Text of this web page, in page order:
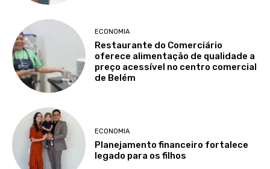
ECONOMIA
Restaurante do Comerciário
oferece alimentação de qualidade a
preço acessível no centro comercial
de Belém
ECONOMIA
Planejamento financeiro fortalece
legado para os filhos